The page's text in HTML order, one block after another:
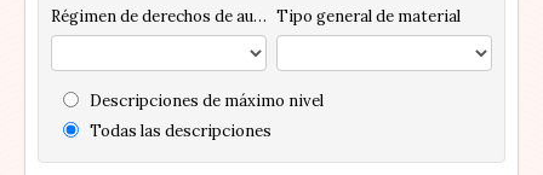
Régimen de derechos de autor Tipo general de material
Descripciones de máximo nivel
Todas las descripciones